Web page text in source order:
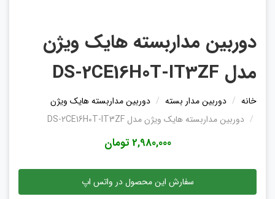
دوربین مداربسته هایک ویژن
مدل DS-2CE16H0T-IT3ZF
خانه دوربین مدار بسته
دوربین مداربسته هایک ویژن
دوربین مداربسته هایک ویژن مدل DS-2CE16H0T-IT3ZF
2,980,000 تومان
سفارش این محصول در واتس اپ